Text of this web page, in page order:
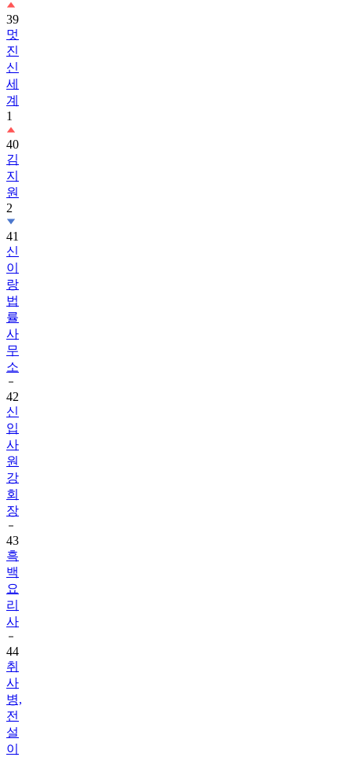
39
멋
진
신
세
계
1
40
김
지
원
2
41
신
이
랑
법
률
사
무
소
42
신
입
사
원
강
회
장
43
흑
백
요
리
사
44
취
사
병,
전
설
이